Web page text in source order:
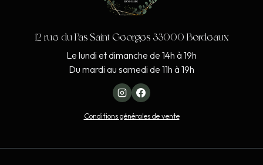
12 rue du Pas Saint Georges 33000 Bordeaux
Le lundi et dimanche de 14h à 19h
Du mardi au samedi de 11h à 19h
Conditions générales de vente